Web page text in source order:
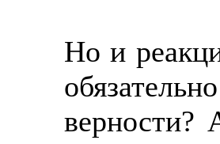
Но и
верности?